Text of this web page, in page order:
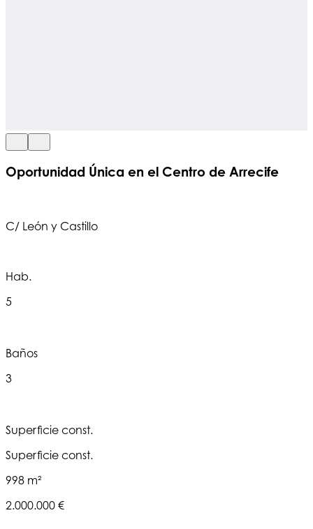
Oportunidad Única en el Centro de Arrecife
C/ León y Castillo
Hab.
5
Baños
3
Superficie const.
Superficie const.
998 m²
2.000.000 €